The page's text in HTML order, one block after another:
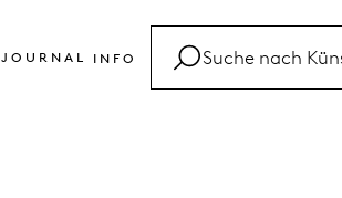
JOURNAL INFO